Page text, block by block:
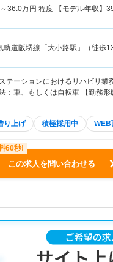
36.0万円 程度 【モデル年収】
軌道阪堺線「大小路駅」（徒歩
テーションにおけるリハビリ
：車、もしくは自転車 【勤務
り上げ 積極採用中 WEB
この求人を問い合わせる